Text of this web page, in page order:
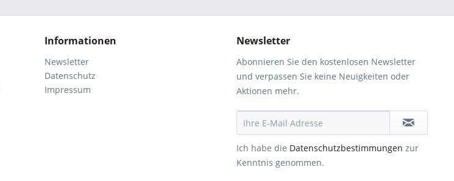
Informationen
Newsletter
Datenschutz
Impressum
Newsletter
Abonnieren Sie den kostenlosen Newsletter
und verpassen Sie keine Neuigkeiten oder
Aktionen mehr.
Ich habe die Datenschutzbestimmungen zur
Kenntnis genommen.